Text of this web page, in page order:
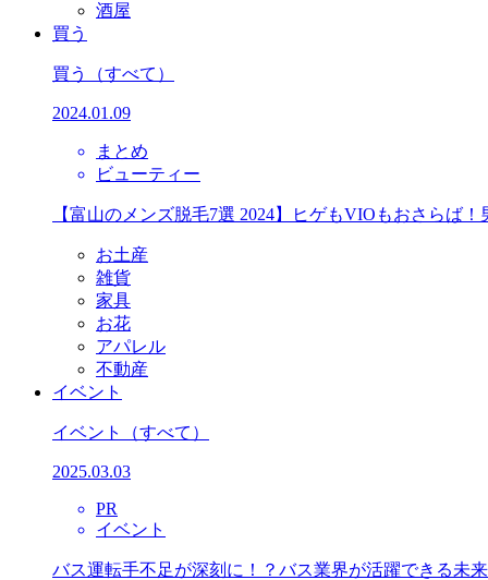
酒屋
買う
買う （すべて）
2024.01.09
まとめ
ビューティー
【富山のメンズ脱毛7選 2024】ヒゲもVIOもおさらば
お土産
雑貨
家具
お花
アパレル
不動産
イベント
イベント （すべて）
2025.03.03
PR
イベント
バス運転手不足が深刻に！？バス業界が活躍できる未